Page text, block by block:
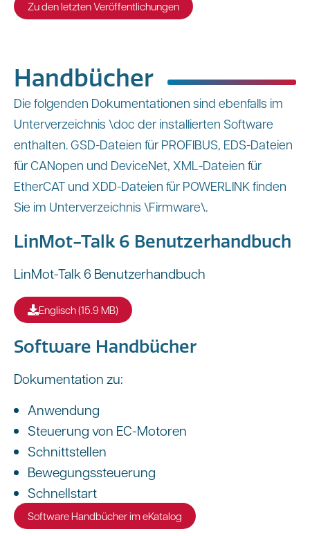
Zu den letzten Veröffentlichungen
Handbücher
Die folgenden Dokumentationen sind ebenfalls im
Unterverzeichnis \doc der installierten Software
enthalten. GSD-Dateien für PROFIBUS, EDS-Dateien
für CANopen und DeviceNet, XML-Dateien für
EtherCAT und XDD-Dateien für POWERLINK finden
Sie im Unterverzeichnis \Firmware\.
LinMot-Talk 6 Benutzerhandbuch
LinMot-Talk 6 Benutzerhandbuch
Englisch (15.9 MB)
Software Handbücher
Dokumentation zu:
Anwendung
Steuerung von EC-Motoren
Schnittstellen
Bewegungssteuerung
Schnellstart
Software Handbücher im eKatalog